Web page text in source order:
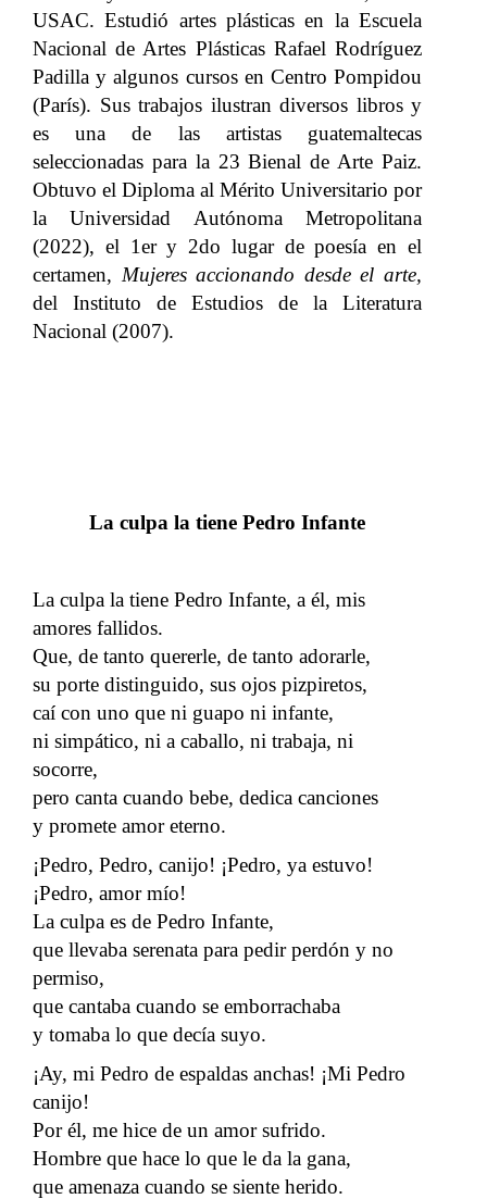
USAC. Estudió artes plásticas en la Escuela
Nacional de Artes Plásticas Rafael Rodríguez
Padilla y algunos cursos en Centro Pompidou
(París). Sus trabajos ilustran diversos libros y
es una de las artistas guatemaltecas
seleccionadas para la 23 Bienal de Arte Paiz.
Obtuvo el Diploma al Mérito Universitario por
la Universidad Autónoma Metropolitana
(2022), el 1er y 2do lugar de poesía en el
certamen, Mujeres accionando desde el arte,
del Instituto de Estudios de la Literatura
Nacional (2007).
La culpa la tiene Pedro Infante
La culpa la tiene Pedro Infante, a él, mis
amores fallidos.
Que, de tanto quererle, de tanto adorarle,
su porte distinguido, sus ojos pizpiretos,
caí con uno que ni guapo ni infante,
ni simpático, ni a caballo, ni trabaja, ni
socorre,
pero canta cuando bebe, dedica canciones
y promete amor eterno.
¡Pedro, Pedro, canijo! ¡Pedro, ya estuvo!
¡Pedro, amor mío!
La culpa es de Pedro Infante,
que llevaba serenata para pedir perdón y no
permiso,
que cantaba cuando se emborrachaba
y tomaba lo que decía suyo.
¡Ay, mi Pedro de espaldas anchas! ¡Mi Pedro
canijo!
Por él, me hice de un amor sufrido.
Hombre que hace lo que le da la gana,
que amenaza cuando se siente herido.